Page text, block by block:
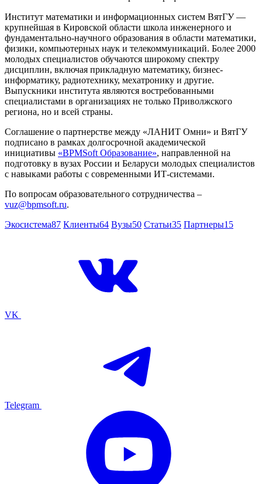
Институт математики и информационных систем ВятГУ —
крупнейшая в Кировской области школа инженерного и
фундаментально-научного образования в области математики,
физики, компьютерных наук и телекоммуникаций. Более 2000
молодых специалистов обучаются широкому спектру
дисциплин, включая прикладную математику, бизнес-
информатику, радиотехнику, мехатронику и другие.
Выпускники института являются востребованными
специалистами в организациях не только Приволжского
региона, но и всей страны.
Соглашение о партнерстве между «ЛАНИТ Омни» и ВятГУ
подписано в рамках долгосрочной академической
инициативы «BPMSoft Образование», направленной на
подготовку в вузах России и Беларуси молодых специалистов
с навыками работы с современными ИТ-системами.
По вопросам образовательного сотрудничества ‒
vuz@bpmsoft.ru.
Экосистема87 Клиенты64 Вузы50 Статьи35 Партнеры15
VK
Telegram